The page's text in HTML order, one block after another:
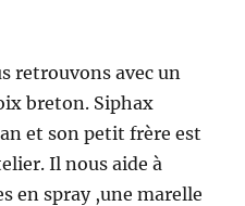
retrouvons avec un
breton. Siphax
et son petit frère est
Il nous aide à
en spray ,une marelle